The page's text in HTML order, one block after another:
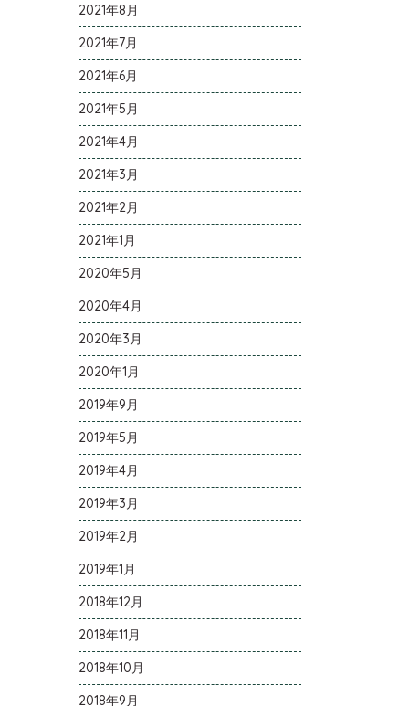
2021年8月
2021年7月
2021年6月
2021年5月
2021年4月
2021年3月
2021年2月
2021年1月
2020年5月
2020年4月
2020年3月
2020年1月
2019年9月
2019年5月
2019年4月
2019年3月
2019年2月
2019年1月
2018年12月
2018年11月
2018年10月
2018年9月